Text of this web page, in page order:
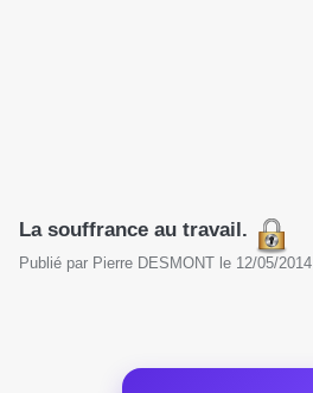
La souffrance au travail.
Publié par Pierre DESMONT le 12/05/2014